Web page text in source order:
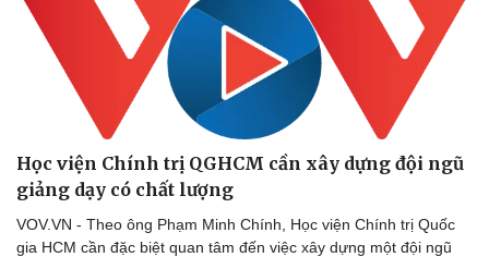
Học viện Chính trị QGHCM cần xây dựng đội ngũ
giảng dạy có chất lượng
VOV.VN - Theo ông Phạm Minh Chính, Học viện Chính trị Quốc
gia HCM cần đặc biệt quan tâm đến việc xây dựng một đội ngũ